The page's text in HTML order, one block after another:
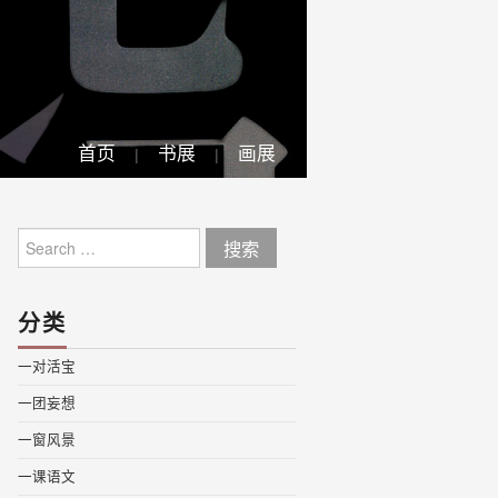
首页 书展 画展
for:
分类
一对活宝
一团妄想
一窗风景
一课语文